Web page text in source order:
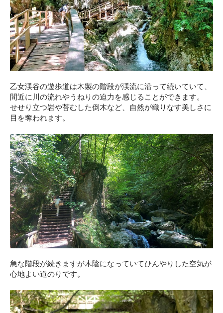
乙女渓谷の遊歩道は木製の階段が渓流に沿って続いていて、
間近に川の流れやうねりの迫力を感じることができます。
せせり立つ岩や苔むした倒木など、自然が織りなす美しさに
目を奪われます。
急な階段が続きますが木陰になっていてひんやりした空気が
心地よい道のりです。